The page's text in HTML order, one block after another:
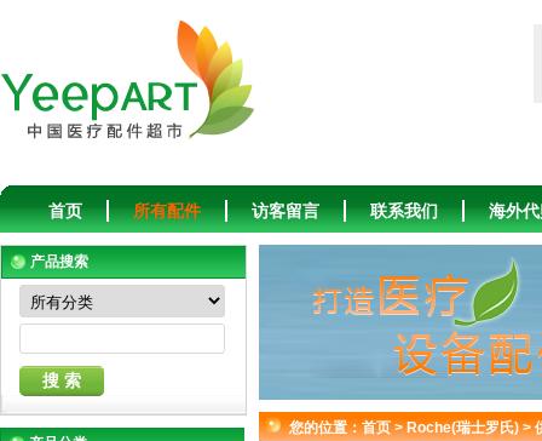
首页 所有配件 访客留言 联系我们 海外
您的位置：首页>Roche(瑞士罗氏)>
产品搜索